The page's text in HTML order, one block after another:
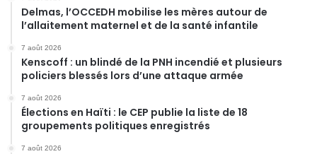
Delmas, l’OCCEDH mobilise les mères autour de
l’allaitement maternel et de la santé infantile
7 août 2026
Kenscoff : un blindé de la PNH incendié et plusieurs
policiers blessés lors d’une attaque armée
7 août 2026
Élections en Haïti : le CEP publie la liste de 18
groupements politiques enregistrés
7 août 2026